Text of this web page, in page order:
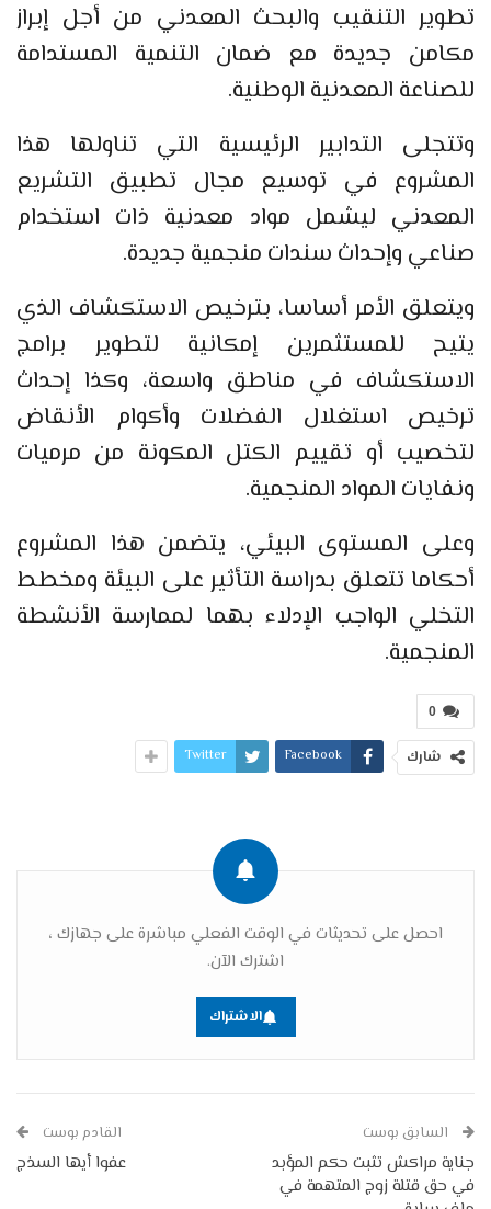
تطوير التنقيب والبحث المعدني من أجل إبراز
مكامن جديدة مع ضمان التنمية المستدامة
للصناعة المعدنية الوطنية.
وتتجلى التدابير الرئيسية التي تناولها هذا
المشروع في توسيع مجال تطبيق التشريع
المعدني ليشمل مواد معدنية ذات استخدام
صناعي وإحداث سندات منجمية جديدة.
ويتعلق الأمر أساسا، بترخيص الاستكشاف الذي
يتيح للمستثمرين إمكانية لتطوير برامج
الاستكشاف في مناطق واسعة، وكذا إحداث
ترخيص استغلال الفضلات وأكوام الأنقاض
لتخصيب أو تقييم الكتل المكونة من مرميات
ونفايات المواد المنجمية.
وعلى المستوى البيئي، يتضمن هذا المشروع
أحكاما تتعلق بدراسة التأثير على البيئة ومخطط
التخلي الواجب الإدلاء بهما لممارسة الأنشطة
المنجمية.
0
شارك Facebook
Twitter
احصل على تحديثات في الوقت الفعلي مباشرة على جهازك ،
اشترك الآن.
الاشتراك
السابق بوست
جناية مراكش تثبت حكم المؤبد
في حق قتلة زوج المتهمة في
القادم بوست
عفوا أيها السذج